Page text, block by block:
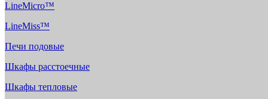
LineMicro™
LineMiss™
Печи подовые
Шкафы расстоечные
Шкафы тепловые